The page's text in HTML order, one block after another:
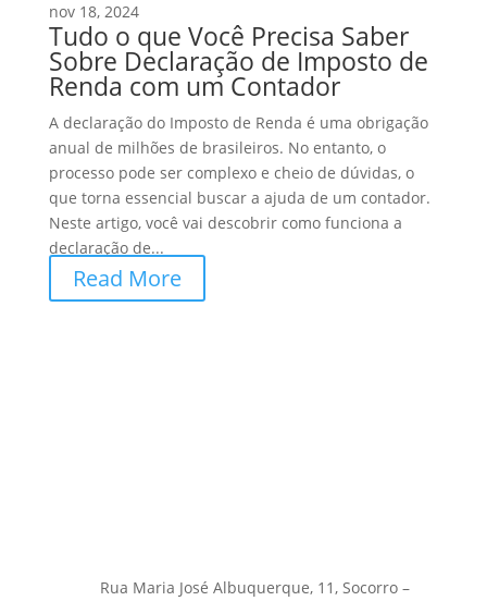
nov 18, 2024
Tudo o que Você Precisa Saber
Sobre Declaração de Imposto de
Renda com um Contador
A declaração do Imposto de Renda é uma obrigação
anual de milhões de brasileiros. No entanto, o
processo pode ser complexo e cheio de dúvidas, o
que torna essencial buscar a ajuda de um contador.
Neste artigo, você vai descobrir como funciona a
declaração de...
Read More
Rua Maria José Albuquerque, 11, Socorro –